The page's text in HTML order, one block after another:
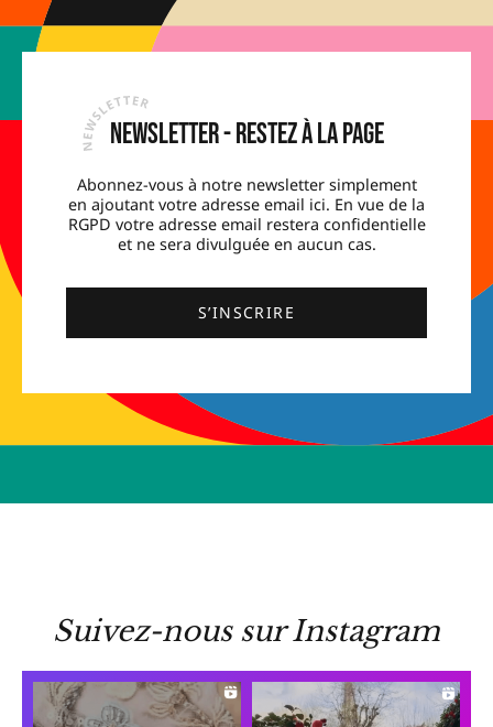
Newsletter - Restez à la page
Abonnez-vous à notre newsletter simplement
en ajoutant votre adresse email ici. En vue de la
RGPD votre adresse email restera confidentielle
et ne sera divulguée en aucun cas.
S’INSCRIRE
Suivez-nous sur Instagram